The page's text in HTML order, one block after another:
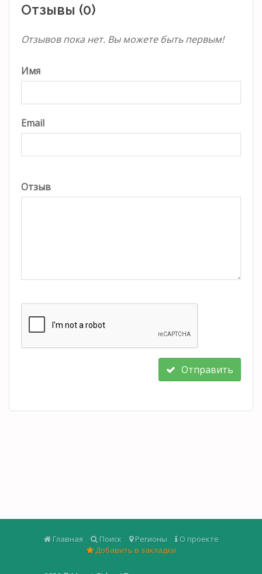
Отзывы (0)
Отзывов пока нет. Вы можете быть первым!
Имя
Email
Отзыв
Отправить
Главная Поиск Регионы
О проекте
Добавить в закладки